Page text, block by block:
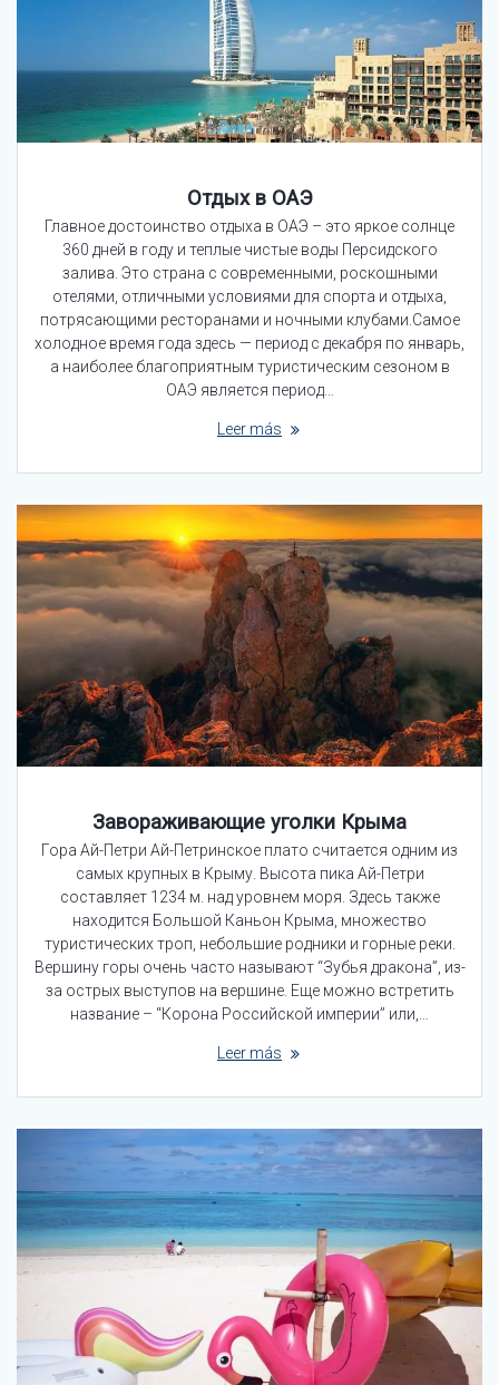
Отдых в ОАЭ
Главное достоинство отдыха в ОАЭ – это яркое солнце
360 дней в году и теплые чистые воды Персидского
залива. Это страна с современными, роскошными
отелями, отличными условиями для спорта и отдыха,
потрясающими ресторанами и ночными клубами.Самое
холодное время года здесь — период с декабря по январь,
а наиболее благоприятным туристическим сезоном в
ОАЭ является период…
Leer más
Завораживающие уголки Крыма
Гора Ай-Петри Ай-Петринское плато считается одним из
самых крупных в Крыму. Высота пика Ай-Петри
составляет 1234 м. над уровнем моря. Здесь также
находится Большой Каньон Крыма, множество
туристических троп, небольшие родники и горные реки.
Вершину горы очень часто называют “Зубья дракона”, из-
за острых выступов на вершине. Еще можно встретить
название – “Корона Российской империи” или,…
Leer más